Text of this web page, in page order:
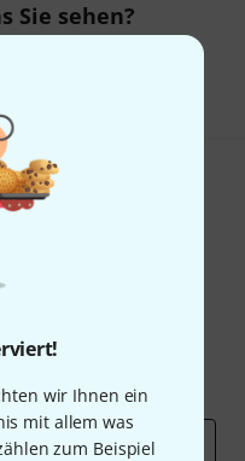
wir Ihnen ein
mit allem was
zum Beispiel
Sie sehen?
und gewinne mit
über jeweils
Thomann Insights